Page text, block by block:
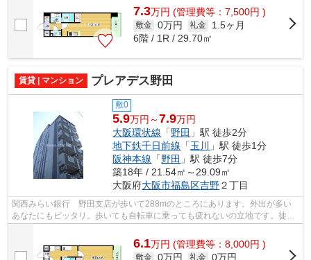
7.3万円 (管理費等：7,500円 )
敷金 0万円 礼金
1.5ヶ月
6階 / 1R / 29.70㎡
賃貸 | マンション プレアデス野田
敷0
5.9万円～7.9万円
大阪環状線 「野田 」駅 徒歩2分
地下鉄千日前線 「玉川 」駅 徒歩1分
阪神本線 「野田 」駅 徒歩7分
築18年 / 21.54㎡～29.09㎡
大阪府大阪市福島区吉野２丁目
関西みらい銀行 野田支店が歩いて288mのところにあります。外出が多い
あなたにもピッタリ。歩いても自転車に乗っても疲れないの立地です。徒歩
2分の距離に駅がある物件で、アクセス良...
6.1万円 (管理費等：8,000円 )
敷金 0万円 礼金 0万円